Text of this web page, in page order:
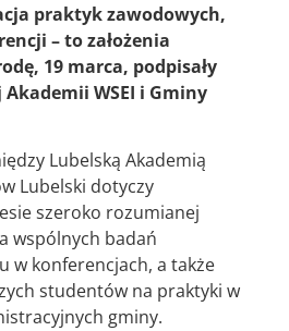
praktyk zawodowych,
– to założenia
19 marca, podpisały
WSEI i Gminy
Lubelską Akademią
Lubelski dotyczy
szeroko rozumianej
wspólnych badań
w konferencjach, a także
studentów na praktyki w
gminy.